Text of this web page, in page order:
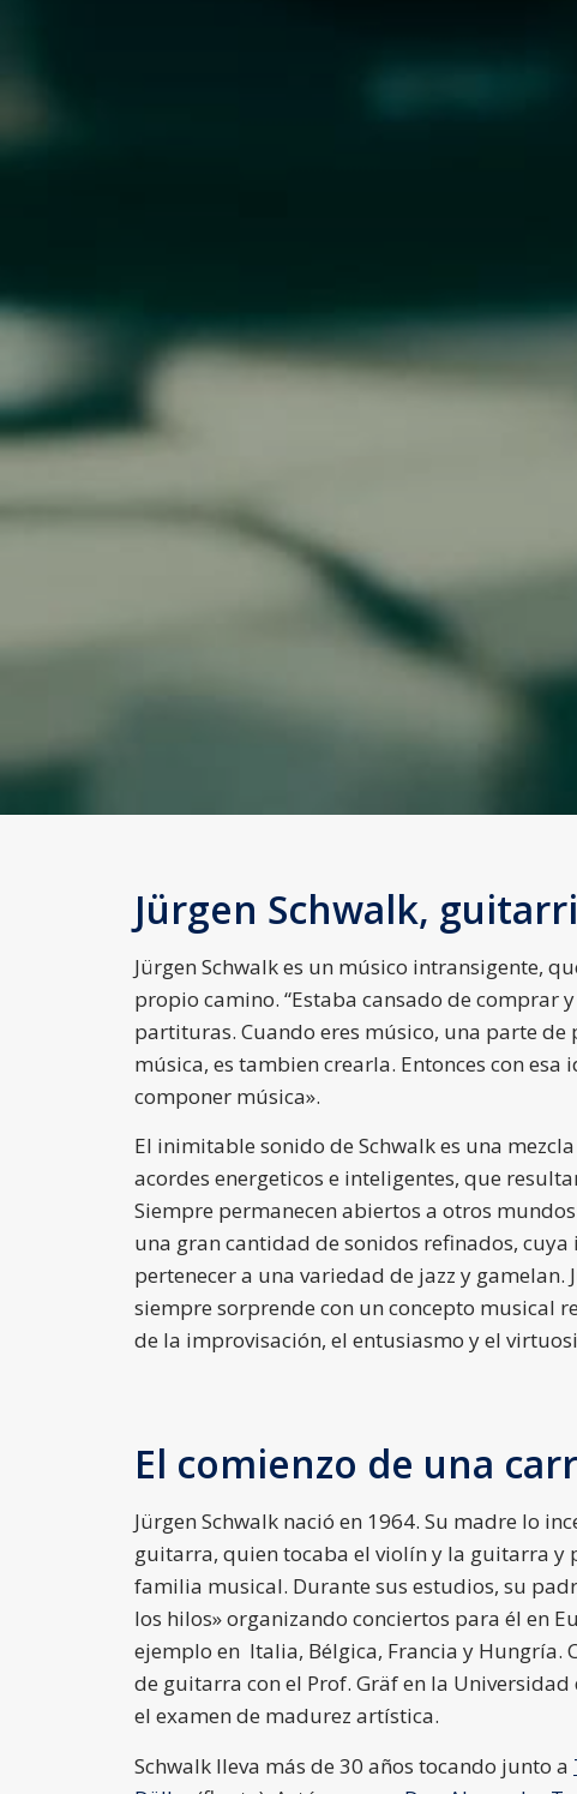
Jürgen Schwalk,
Jürgen Schwalk es un músico intransigente,
propio camino. “Estaba cansado de comprar
partituras. Cuando eres músico, una parte de
música, es tambien crearla. Entonces con esa
componer música».
El inimitable sonido de Schwalk es una
acordes energeticos e inteligentes, que
Siempre permanecen abiertos a otros
una gran cantidad de sonidos refinados,
pertenecer a una variedad de jazz y gamelan.
siempre sorprende con un concepto musical
de la improvisación, el entusiasmo y el
El comienzo de una
Jürgen Schwalk nació en 1964. Su madre lo
guitarra, quien tocaba el violín y la guitarra y
familia musical. Durante sus estudios, su
los hilos» organizando conciertos para él en
ejemplo en Italia, Bélgica, Francia y Hungría.
de guitarra con el Prof. Gräf en la Universidad
el examen de madurez artística.
Schwalk lleva más de 30 años tocando junto a